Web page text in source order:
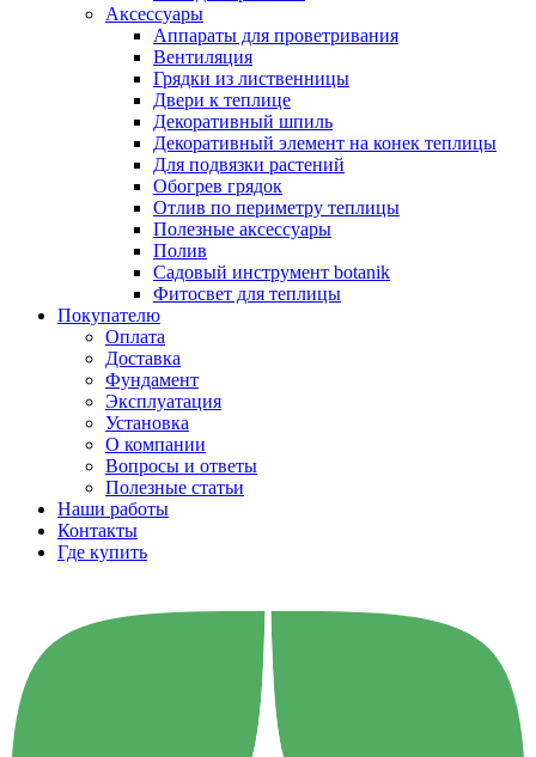
Аксессуары
Аппараты для проветривания
Вентиляция
Грядки из лиственницы
Двери к теплице
Декоративный шпиль
Декоративный элемент на конек теплицы
Для подвязки растений
Обогрев грядок
Отлив по периметру теплицы
Полезные аксессуары
Полив
Садовый инструмент botanik
Фитосвет для теплицы
Покупателю
Оплата
Доставка
Фундамент
Эксплуатация
Установка
О компании
Вопросы и ответы
Полезные статьи
Наши работы
Контакты
Где купить